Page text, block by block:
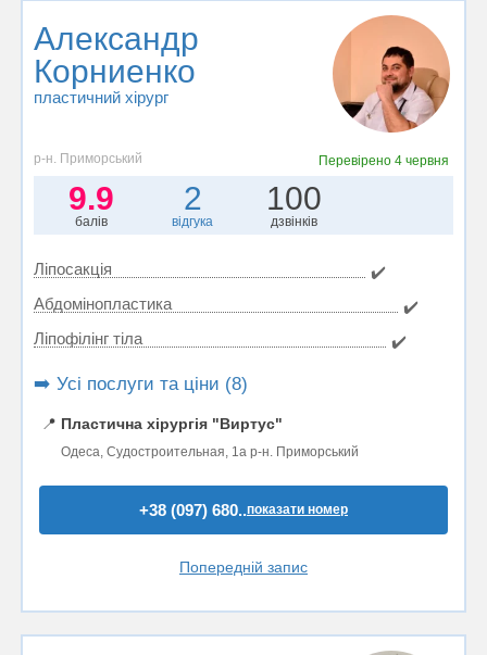
Александр
Корниенко
пластичний хірург
р-н. Приморський Перевірено 4 червня
9.9
балів
2
відгука
100
дзвінків
Ліпосакція
✔️
Абдомінопластика
✔️
Ліпофілінг тіла
✔️
➡️ Усі послуги та ціни (8)
📍 Пластична хірургія "Виртус"
Одеса, Судостроительная, 1а р-н. Приморський
+38 (097) 680..показати номер
Попередній запис